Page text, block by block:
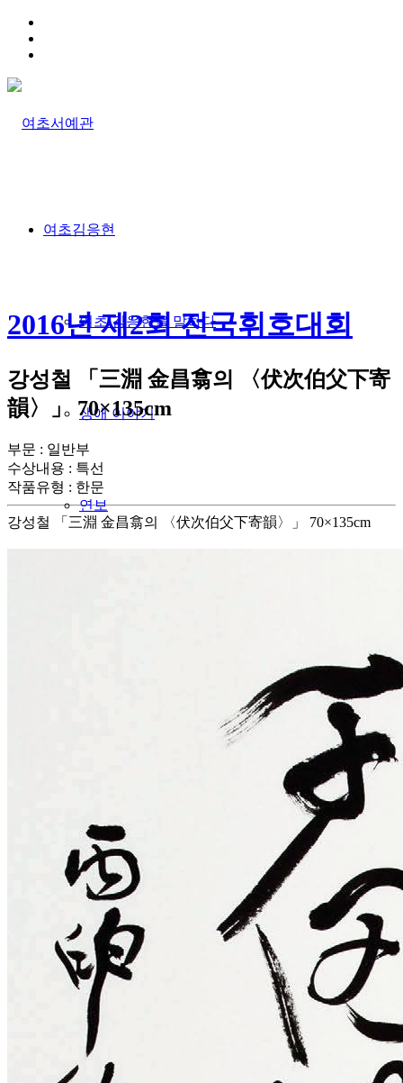
여초김응현
여초 김응현을 말하다
생애 이야기
연보
소개
내·외부 전경보기
배치도
2016년 제2회 전국휘호대회
강성철 「三淵 金昌翕의 〈伏次伯父下寄
韻〉」 70×135cm
부문 : 일반부
수상내용 : 특선
작품유형 : 한문
강성철 「三淵 金昌翕의 〈伏次伯父下寄韻〉」 70×135cm